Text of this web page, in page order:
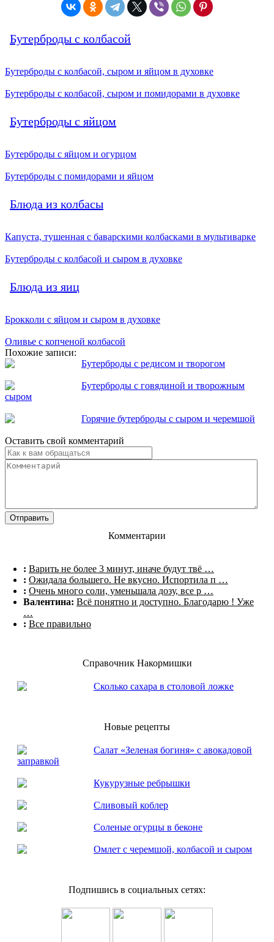
Бутерброды с колбасой
Бутерброды с колбасой, сыром и яйцом в духовке
Бутерброды с колбасой, сыром и помидорами в духовке
Бутерброды с яйцом
Бутерброды с яйцом и огурцом
Бутерброды с помидорами и яйцом
Блюда из колбасы
Капуста, тушенная с баварскими колбасками в мультиварке
Бутерброды с колбасой и сыром в духовке
Блюда из яиц
Брокколи с яйцом и сыром в духовке
Оливье с копченой колбасой
Похожие записи:
Бутерброды с редисом и творогом
Бутерброды с говядиной и творожным
сыром
Горячие бутерброды с сыром и черемшой
Оставить свой комментарий
Комментарии
: Варить не более 3 минут, иначе будут твё …
: Ожидала большего. Не вкусно. Испортила п …
: Очень много соли, уменьшала дозу, все р …
Валентина: Всё понятно и доступно. Благодарю ! Уже
…
: Все правильно
Справочник Накормишки
Сколько сахара в столовой ложке
Новые рецепты
Салат «Зеленая богиня» с авокадовой
заправкой
Кукурузные ребрышки
Сливовый коблер
Соленые огурцы в беконе
Омлет с черемшой, колбасой и сыром
Подпишись в социальных сетях: